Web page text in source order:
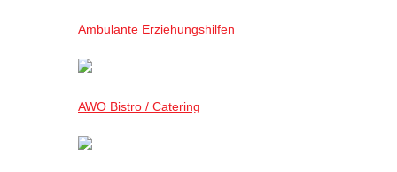
Ambulante Erziehungshilfen
AWO Bistro / Catering